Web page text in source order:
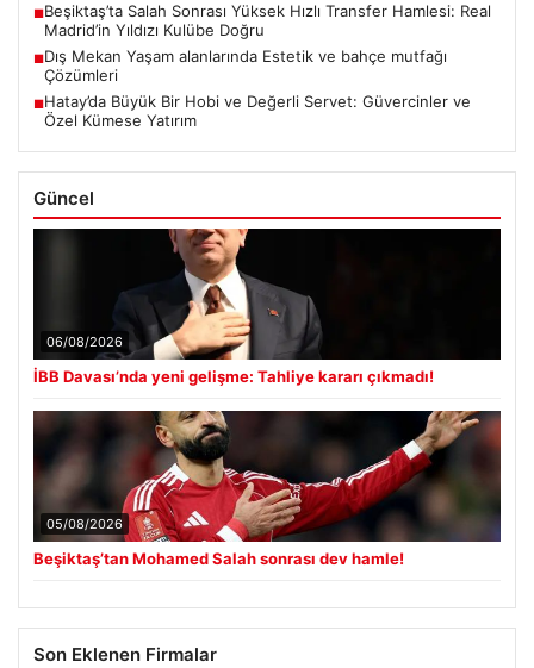
■Beşiktaş’ta Salah Sonrası Yüksek Hızlı Transfer Hamlesi: Real
Madrid’in Yıldızı Kulübe Doğru
■Dış Mekan Yaşam alanlarında Estetik ve bahçe mutfağı
Çözümleri
■Hatay’da Büyük Bir Hobi ve Değerli Servet: Güvercinler ve
Özel Kümese Yatırım
Güncel
06/08/2026
İBB Davası’nda yeni gelişme: Tahliye kararı çıkmadı!
05/08/2026
Beşiktaş’tan Mohamed Salah sonrası dev hamle!
Son Eklenen Firmalar